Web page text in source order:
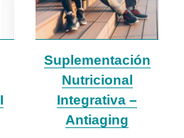
Suplementación
Nutricional
Integrativa –
Antiaging